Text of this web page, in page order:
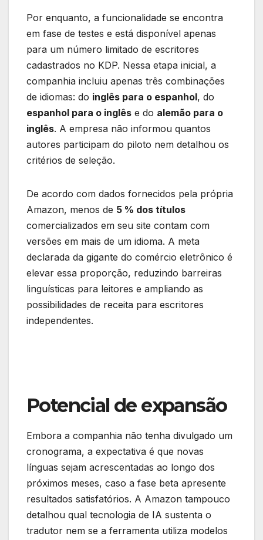
Por enquanto, a funcionalidade se encontra
em fase de testes e está disponível apenas
para um número limitado de escritores
cadastrados no KDP. Nessa etapa inicial, a
companhia incluiu apenas três combinações
de idiomas: do inglês para o espanhol, do
espanhol para o inglês e do alemão para o
inglês. A empresa não informou quantos
autores participam do piloto nem detalhou os
critérios de seleção.
De acordo com dados fornecidos pela própria
Amazon, menos de 5 % dos títulos
comercializados em seu site contam com
versões em mais de um idioma. A meta
declarada da gigante do comércio eletrônico é
elevar essa proporção, reduzindo barreiras
linguísticas para leitores e ampliando as
possibilidades de receita para escritores
independentes.
Potencial de expansão
Embora a companhia não tenha divulgado um
cronograma, a expectativa é que novas
línguas sejam acrescentadas ao longo dos
próximos meses, caso a fase beta apresente
resultados satisfatórios. A Amazon tampouco
detalhou qual tecnologia de IA sustenta o
tradutor nem se a ferramenta utiliza modelos